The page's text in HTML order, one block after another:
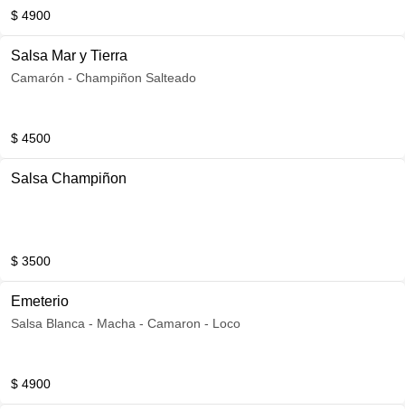
$ 4900
Salsa Mar y Tierra
Camarón - Champiñon Salteado
$ 4500
Salsa Champiñon
$ 3500
Emeterio
Salsa Blanca - Macha - Camaron - Loco
$ 4900